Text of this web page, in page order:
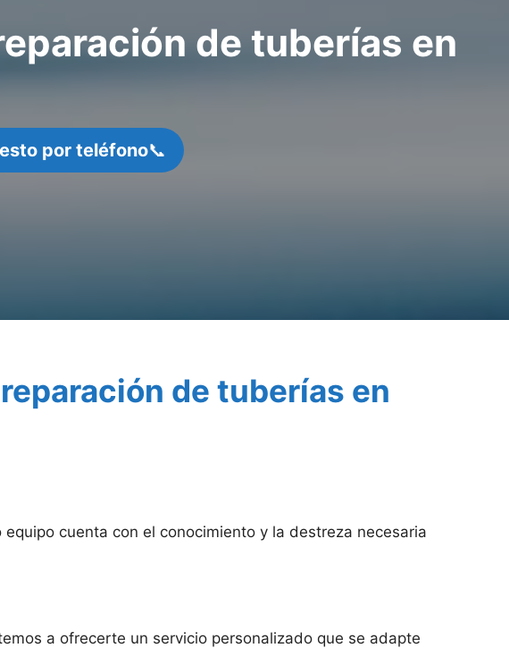
de tuberías en
por teléfono📞
de tuberías en
cuenta con el conocimiento y la destreza necesaria
a ofrecerte un servicio personalizado que se adapte